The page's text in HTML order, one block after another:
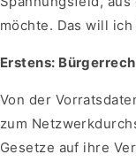
möchte. Das will
Erstens:
Von der
zum
Gesetze auf ihre